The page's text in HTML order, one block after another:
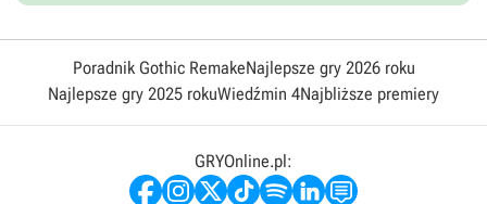
Poradnik Gothic RemakeNajlepsze gry 2026 roku
Najlepsze gry 2025 rokuWiedźmin 4Najbliższe premiery
GRYOnline.pl: